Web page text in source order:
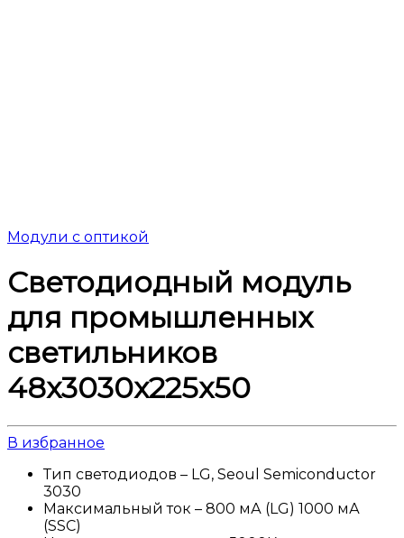
Модули с оптикой
Светодиодный модуль
для промышленных
светильников
48х3030х225х50
В избранное
Тип светодиодов – LG, Seoul Semiconductor
3030
Максимальный ток – 800 мА (LG) 1000 мА
(SSC)